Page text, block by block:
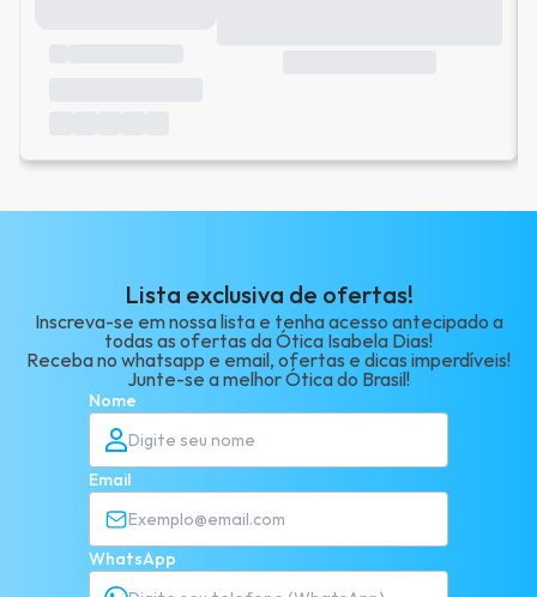
Lista exclusiva de ofertas!
Inscreva-se em nossa lista e tenha acesso antecipado a
todas as ofertas da Ótica Isabela Dias!
Receba no whatsapp e email, ofertas e dicas imperdíveis!
Junte-se a melhor Ótica do Brasil!
Nome
Email
WhatsApp